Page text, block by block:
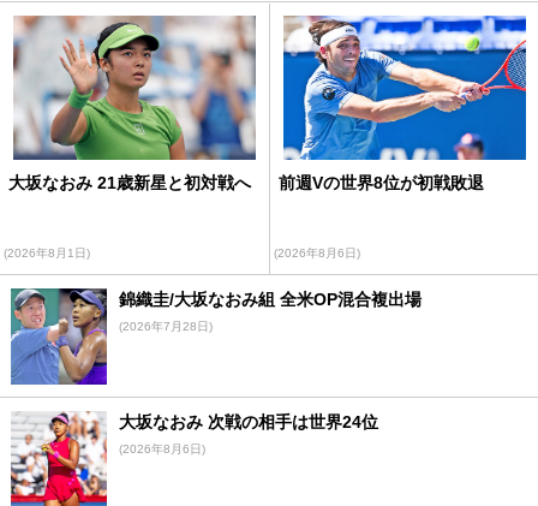
大坂なおみ 21歳新星と初対戦へ
(2026年8月1日)
前週Vの世界8位が初戦敗退
(2026年8月6日)
錦織圭/大坂なおみ組 全米OP混合複出場
(2026年7月28日)
大坂なおみ 次戦の相手は世界24位
(2026年8月6日)